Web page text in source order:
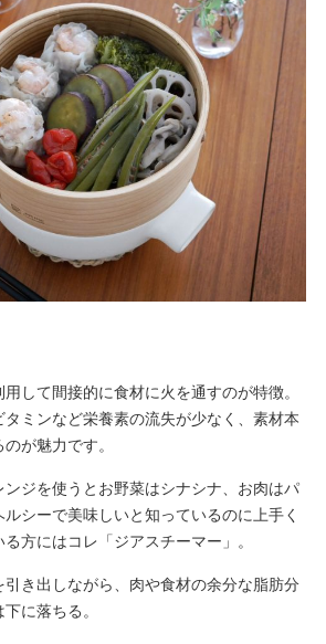
して間接的に食材に火を通すのが特徴。
ミンなど栄養素の流失が少なく、素材本
が魅力です。
ジを使うとお野菜はシナシナ、お肉はパ
シーで美味しいと知っているのに上手く
方にはコレ「ジアスチーマー」。
き出しながら、肉や食材の余分な脂肪分
に落ちる。